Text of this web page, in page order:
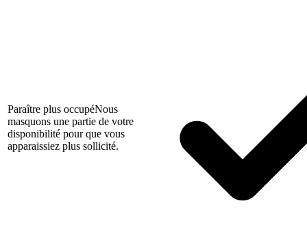
Paraître plus occupéNous
masquons une partie de votre
disponibilité pour que vous
apparaissiez plus sollicité.